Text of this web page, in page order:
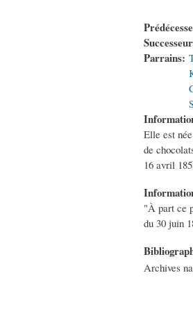
Parrains:
Elle est
de
16 avril
"À part ce
du 30 juin
Archives